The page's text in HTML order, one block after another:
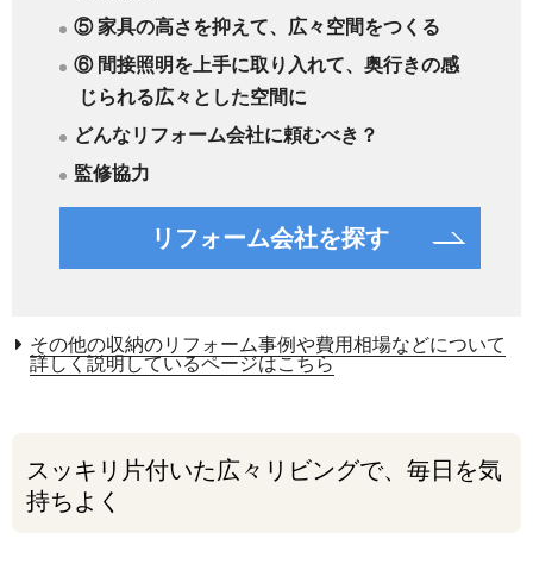
⑤ 家具の高さを抑えて、広々空間をつくる
⑥ 間接照明を上手に取り入れて、奥行きの感
じられる広々とした空間に
どんなリフォーム会社に頼むべき？
監修協力
リフォーム会社を探す
その他の収納のリフォーム事例や費用相場などについて
詳しく説明しているページはこちら
スッキリ片付いた広々リビングで、毎日を気
持ちよく